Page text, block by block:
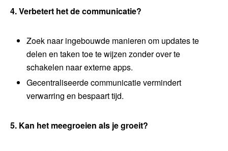
4. Verbetert het de communicatie?
Zoek naar ingebouwde manieren om updates te
delen en taken toe te wijzen zonder over te
schakelen naar externe apps.
Gecentraliseerde communicatie vermindert
verwarring en bespaart tijd.
5. Kan het meegroeien als je groeit?